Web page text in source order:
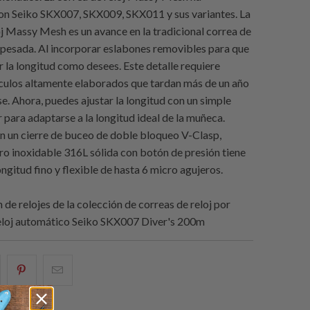
Seiko SKX007, SKX009, SKX011 y sus variantes. La
Massy Mesh es un avance en la tradicional correa de
Al incorporar eslabones removibles para que
la longitud como desees. Este detalle requiere
altamente elaborados que tardan más de un año
Ahora, puedes ajustar la longitud con un simple
adaptarse a la longitud ideal de la muñeca.
un cierre de buceo de doble bloqueo V-Clasp,
inoxidable 316L sólida con botón de presión tiene
fino y flexible de hasta 6 micro agujeros.
relojes de la colección de correas de reloj por
automático Seiko SKX007 Diver's 200m
Compartir
esto
en